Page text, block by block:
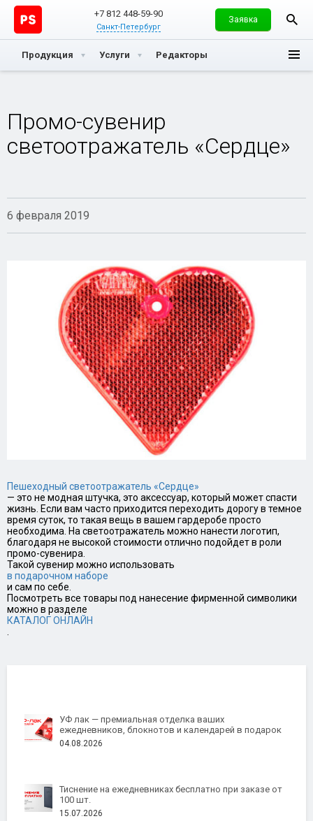
+7 812 448-59-90
Санкт-Петербург
Заявка
Продукция Услуги Редакторы
Промо-сувенир
светоотражатель «Сердце»
6 февраля 2019
Пешеходный светоотражатель «Сердце»
— это не модная штучка, это аксессуар, который может спасти
жизнь. Если вам часто приходится переходить дорогу в темное
время суток, то такая вещь в вашем гардеробе просто
необходима. На светоотражатель можно нанести логотип,
благодаря не высокой стоимости отлично подойдет в роли
промо-сувенира.
Такой сувенир можно использовать
в подарочном наборе
и сам по себе.
Посмотреть все товары под нанесение фирменной символики
можно в разделе
КАТАЛОГ ОНЛАЙН
.
УФ лак — премиальная отделка ваших
ежедневников, блокнотов и календарей в подарок
04.08.2026
Тиснение на ежедневниках бесплатно при заказе от
100 шт.
15.07.2026